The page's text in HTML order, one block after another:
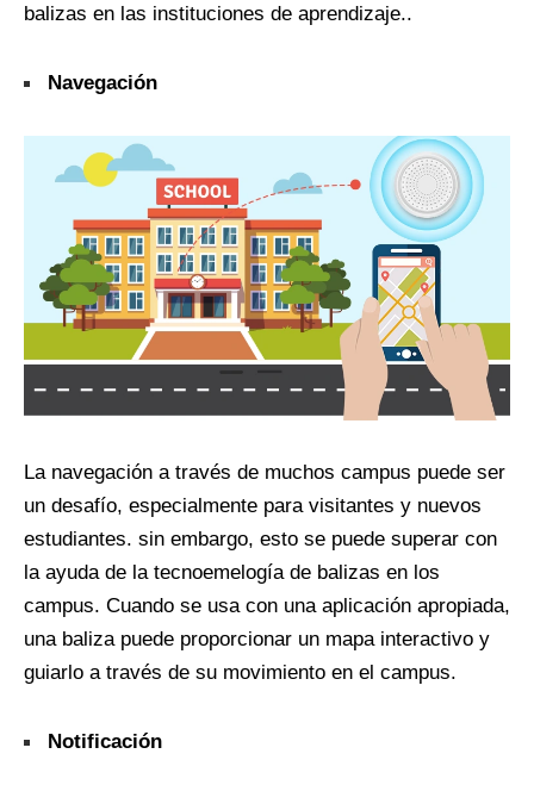
balizas en las instituciones de aprendizaje..
Navegación
La navegación a través de muchos campus puede ser
un desafío, especialmente para visitantes y nuevos
estudiantes. sin embargo, esto se puede superar con
la ayuda de la tecnoemelogía de balizas en los
campus. Cuando se usa con una aplicación apropiada,
una baliza puede proporcionar un mapa interactivo y
guiarlo a través de su movimiento en el campus.
Notificación